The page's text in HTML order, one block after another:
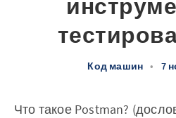
Код машин • 7
Что такое Postman?